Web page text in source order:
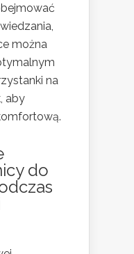
można
na
aby
do